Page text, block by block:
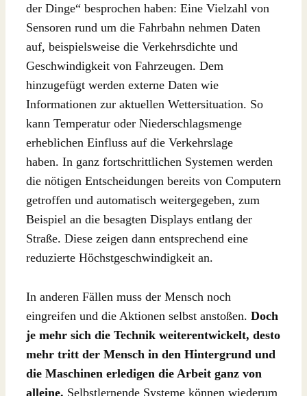
der Dinge“ besprochen haben: Eine Vielzahl von
Sensoren rund um die Fahrbahn nehmen Daten
auf, beispielsweise die Verkehrsdichte und
Geschwindigkeit von Fahrzeugen. Dem
hinzugefügt werden externe Daten wie
Informationen zur aktuellen Wettersituation. So
kann Temperatur oder Niederschlagsmenge
erheblichen Einfluss auf die Verkehrslage
haben. In ganz fortschrittlichen Systemen werden
die nötigen Entscheidungen bereits von Computern
getroffen und automatisch weitergegeben, zum
Beispiel an die besagten Displays entlang der
Straße. Diese zeigen dann entsprechend eine
reduzierte Höchstgeschwindigkeit an.
In anderen Fällen muss der Mensch noch
eingreifen und die Aktionen selbst anstoßen. Doch
je mehr sich die Technik weiterentwickelt, desto
mehr tritt der Mensch in den Hintergrund und
die Maschinen erledigen die Arbeit ganz von
alleine. Selbstlernende Systeme können wiederum